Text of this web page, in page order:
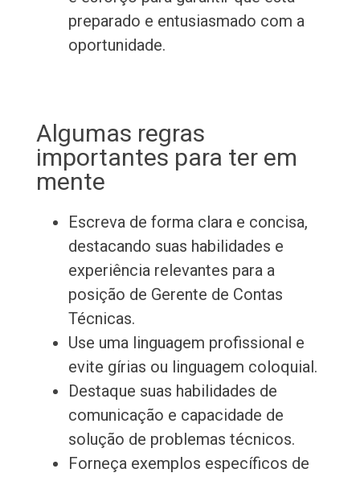
preparado e entusiasmado com a
oportunidade.
Algumas regras
importantes para ter em
mente
Escreva de forma clara e concisa,
destacando suas habilidades e
experiência relevantes para a
posição de Gerente de Contas
Técnicas.
Use uma linguagem profissional e
evite gírias ou linguagem coloquial.
Destaque suas habilidades de
comunicação e capacidade de
solução de problemas técnicos.
Forneça exemplos específicos de